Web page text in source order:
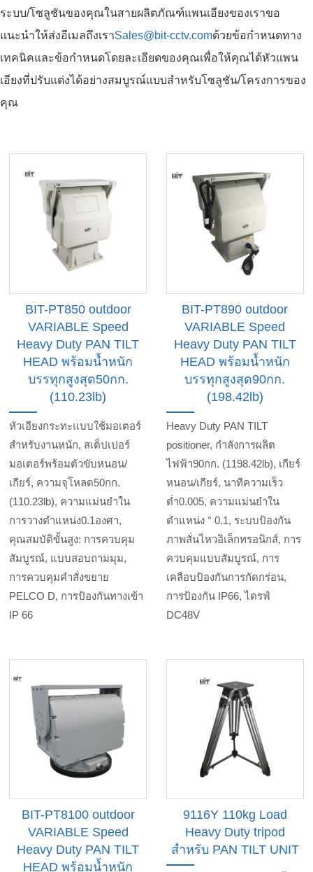
ระบบ/โซลูชันของคุณในสายผลิตภัณฑ์แพนเอียงของเราขอ
แนะนำให้ส่งอีเมลถึงเราSales@bit-cctv.comด้วยข้อกำหนดทาง
เทคนิคและข้อกำหนดโดยละเอียดของคุณเพื่อให้คุณได้หัวแพน
เอียงที่ปรับแต่งได้อย่างสมบูรณ์แบบสำหรับโซลูชัน/โครงการของ
คุณ
BIT-PT850 outdoor
VARIABLE Speed
Heavy Duty PAN TILT
HEAD พร้อมน้ำหนัก
บรรทุกสูงสุด50กก.
(110.23lb)
หัวเอียงกระทะแบบใช้มอเตอร์
สำหรับงานหนัก, สเต็ปเปอร์
มอเตอร์พร้อมตัวขับหนอน/
เกียร์, ความจุโหลด50กก.
(110.23lb), ความแม่นยำใน
การวางตำแหน่ง0.1องศา,
คุณสมบัติขั้นสูง: การควบคุม
สัมบูรณ์, แบบสอบถามมุม,
การควบคุมคำสั่งขยาย
PELCO D, การป้องกันทางเข้า
IP 66
BIT-PT890 outdoor
VARIABLE Speed
Heavy Duty PAN TILT
HEAD พร้อมน้ำหนัก
บรรทุกสูงสุด90กก.
(198.42lb)
Heavy Duty PAN TILT
positioner, กำลังการผลิต
ไฟฟ้า90กก. (1198.42lb), เกียร์
หนอน/เกียร์, นาทีความเร็ว
ต่ำ0.005, ความแม่นยำใน
ตำแหน่ง ° 0.1, ระบบป้องกัน
ภาพสั่นไหวอิเล็กทรอนิกส์, การ
ควบคุมแบบสัมบูรณ์, การ
เคลือบป้องกันการกัดกร่อน,
การป้องกัน IP66, ไดรฟ์
DC48V
BIT-PT8100 outdoor
VARIABLE Speed
Heavy Duty PAN TILT
HEAD พร้อมน้ำหนัก
9116Y 110kg Load
Heavy Duty tripod
สำหรับ PAN TILT UNIT